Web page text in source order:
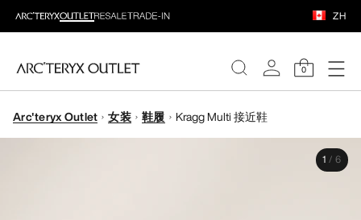
ZH
0
女装
Arc'teryx Outlet 女装 鞋履 Kragg Multi 接近鞋
1 / 6